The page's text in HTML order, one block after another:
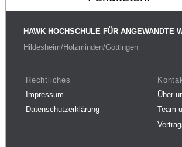
HAWK HOCHSCHULE FÜR ANGEWANDTE
Hildesheim/Holzminden/Göttingen
Rechtliches
Impressum
Datenschutzerklärung
Über
Team